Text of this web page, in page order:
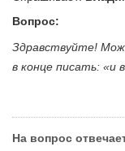
Вопрос:
Здравствуйте!
в конце писать: «и
На вопрос